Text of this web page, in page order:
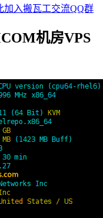
加入搬瓦工交流QQ群
机房VPS